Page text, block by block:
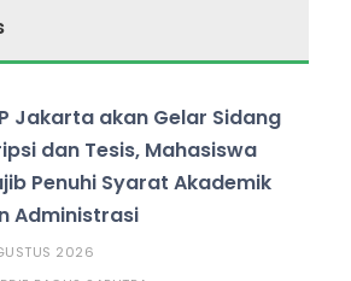
Jakarta akan Gelar Sidang
dan Tesis, Mahasiswa
Penuhi Syarat Akademik
Administrasi
2026